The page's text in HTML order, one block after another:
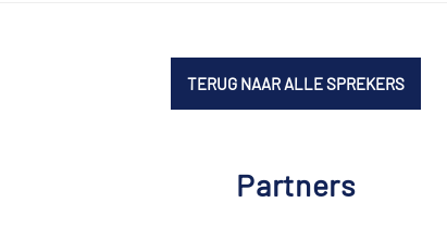
TERUG NAAR ALLE SPREKERS
Partners